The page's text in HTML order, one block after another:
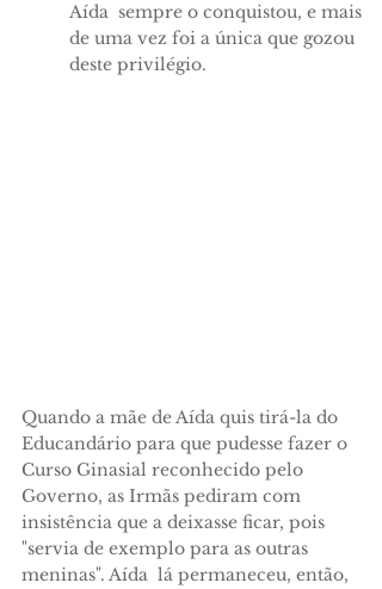
Aída sempre o conquistou, e mais
de uma vez foi a única que gozou
deste pri­vilégio.
Quando a mãe de Aída quis tirá-la do
Educandário pa­ra que pudesse fazer o
Curso Ginasial reconhecido pelo
Governo, as Irmãs pediram com
insistência que a deixasse ficar, pois
"servia de exemplo para as outras
meninas". Aída lá permaneceu, então,